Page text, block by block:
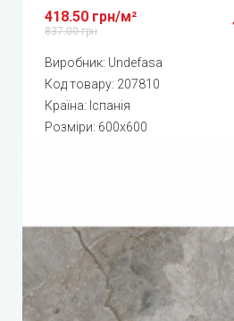
418.50 грн/м²
837.00 грн
Виробник: Undefasa
Код товару: 207810
Країна: Іспанія
Розміри: 600x600